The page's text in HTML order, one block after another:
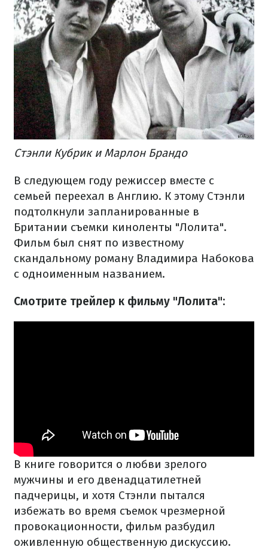
Стэнли Кубрик и Марлон Брандо
В следующем году режиссер вместе с
семьей переехал в Англию. К этому Стэнли
подтолкнули запланированные в
Британии съемки киноленты "Лолита".
Фильм был снят по известному
скандальному роману Владимира Набокова
с одноименным названием.
Смотрите трейлер к фильму "Лолита":
В книге говорится о любви зрелого
мужчины и его двенадцатилетней
падчерицы, и хотя Стэнли пытался
избежать во время съемок чрезмерной
провокационности, фильм разбудил
оживленную общественную дискуссию.